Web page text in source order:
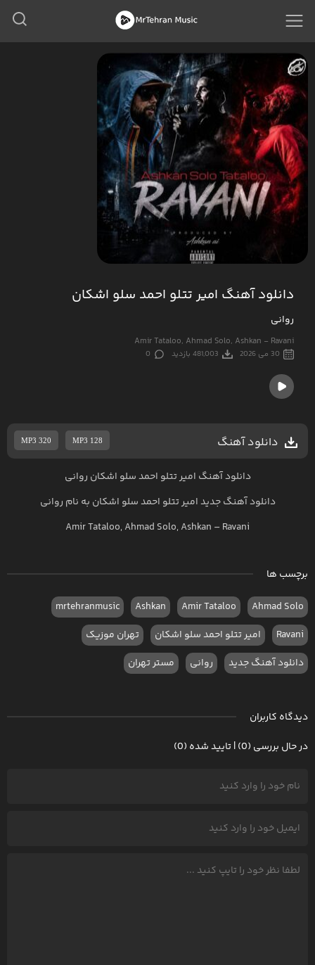
دانلود آهنگ امیر تتلو احمد سلو اشکان
روانی
Amir Tataloo, Ahmad Solo, Ashkan - Ravani
30 می 2026 481,003 بازدید 0
دانلود آهنگ MP3 320 MP3 128
دانلود آهنگ امیر تتلو احمد سلو اشکان روانی
دانلود آهنگ جدیدامیر تتلو احمد سلو اشکان به نام روانی
Amir Tataloo, Ahmad Solo, Ashkan – Ravani
برچسب ها
Ahmad Solo
Amir Tataloo
Ashkan
mrtehranmusic
Ravani
امیر تتلو احمد سلو اشکان
تهران موزیک
دانلود آهنگ جدید
روانی مستر تهران
دیدگاه کاربران
در حال بررسی (0) | تایید شده (0)